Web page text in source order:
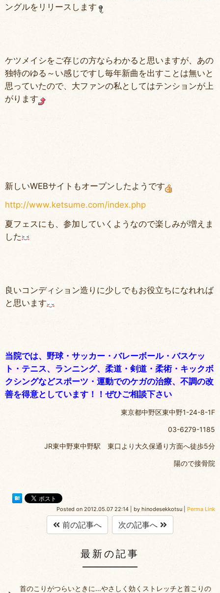
ングルをリリースします
ケツメイシをご存じの方ならわかると思いますが、あの
独特のゆる～い感じですし毎年新曲を出すことは無いと
思っていたので、大ファンの私としてはテンションが上
がります
新しいWEBサイトもオープンしたようです
http://www.ketsume.com/index.php
夏フェスにも、参加していくようなので楽しみが増えま
した
良いコンディション造りに少しでもお役立ちになれれば
と思います
当院では、野球・サッカー・バレーボール・バスケッ
ト・テニス、ランニング、柔道・剣道・柔術・キックボ
クシングなどスポーツ・運動でのケガの治療、不調の改
善を得意としています！！ぜひご相談下さい
東京都中野区東中野1-24-8-1F
03-6279-1185
JR東中野東中野駅 東口より大久保通り方面へ徒歩5分
陽ので接骨院
Posted on 2012.05.07 22:14 by hinodesekkotsu Perma Link
前の記事へ 次の記事へ
最新の記事
首のこりがつらいときに…やさしく効くストレッチと首こりの